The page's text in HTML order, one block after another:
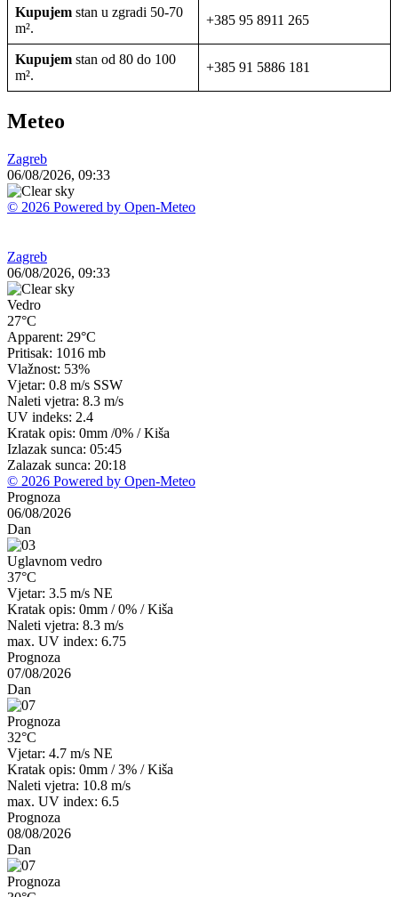
Kupujem stan u zgradi 50-70
m².
+385 95 8911 265
Kupujem stan od 80 do 100
m².
+385 91 5886 181
Meteo
Zagreb
06/08/2026, 09:33
© 2026 Powered by Open-Meteo
Zagreb
06/08/2026, 09:33
Vedro
27°C
Apparent: 29°C
Pritisak: 1016 mb
Vlažnost: 53%
Vjetar: 0.8 m/s SSW
Naleti vjetra: 8.3 m/s
UV indeks: 2.4
Kratak opis: 0mm /0% /Kiša
Izlazak sunca: 05:45
Zalazak sunca: 20:18
© 2026 Powered by Open-Meteo
Prognoza
06/08/2026
Dan
Uglavnom vedro
37°C
Vjetar: 3.5 m/s NE
Kratak opis: 0mm /0% /Kiša
Naleti vjetra: 8.3 m/s
max. UV index: 6.75
Prognoza
07/08/2026
Dan
Prognoza
32°C
Vjetar: 4.7 m/s NE
Kratak opis: 0mm /3% /Kiša
Naleti vjetra: 10.8 m/s
max. UV index: 6.5
Prognoza
08/08/2026
Dan
Prognoza